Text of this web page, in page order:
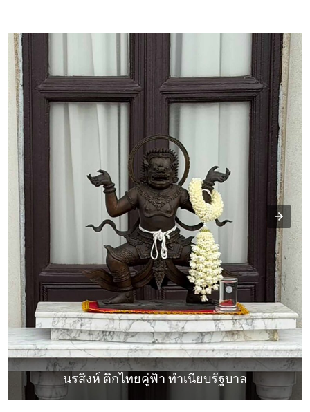
นรสิงห์ ตึกไทยคู่ฟ้า ทำเนียบรัฐบาล